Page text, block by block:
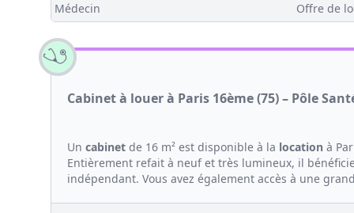
Médecin Offre de
Cabinet à louer à Paris 16ème (75) – Pôle
Un cabinet de 16 m² est disponible à la location à
Entièrement refait à neuf et très lumineux, il
indépendant. Vous avez également accès à une